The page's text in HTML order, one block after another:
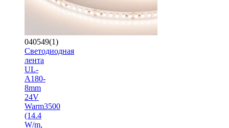
040549(1)
Светодиодная
лента
UL-
A180-
8mm
24V
Warm3500
(14.4
W/m,